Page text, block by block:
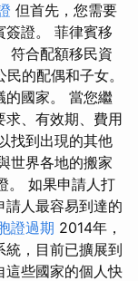
但首先，您需要
簽證。 菲律賓移
符合配額移民資
的配偶和子女。
的國家。 當您繼
求、有效期、費用
找到出現的其他
世界各地的搬家
。 如果申請人打
請人最容易到達的
證過期 2014年，
統，目前已擴展到
這些國家的個人快